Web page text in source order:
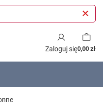
Zaloguj się0,00 zł